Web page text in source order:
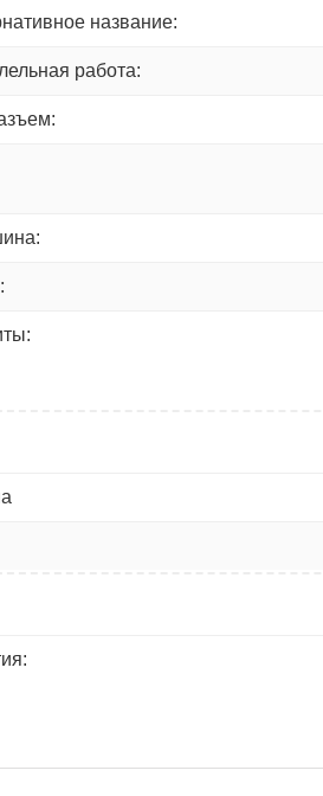
название:
работа: